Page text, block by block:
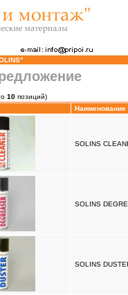
10 позиций)
Наименование
SOLINS
SOLINS
SOLINS